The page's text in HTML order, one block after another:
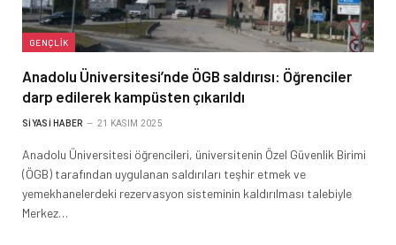
GENÇLIK
Anadolu Üniversitesi’nde ÖGB saldırısı: Öğrenciler
darp edilerek kampüsten çıkarıldı
SIYASI HABER 21 KASIM 2025
Anadolu Üniversitesi öğrencileri, üniversitenin Özel Güvenlik Birimi
(ÖGB) tarafından uygulanan saldırıları teşhir etmek ve
yemekhanelerdeki rezervasyon sisteminin kaldırılması talebiyle
Merkez…